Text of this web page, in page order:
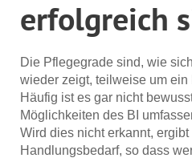
erfolgreich
Die Pflegegrade sind, wie
wieder zeigt, teilweise um
Häufig ist es gar nicht
Möglichkeiten des BI
Wird dies nicht erkannt,
Handlungsbedarf, so dass